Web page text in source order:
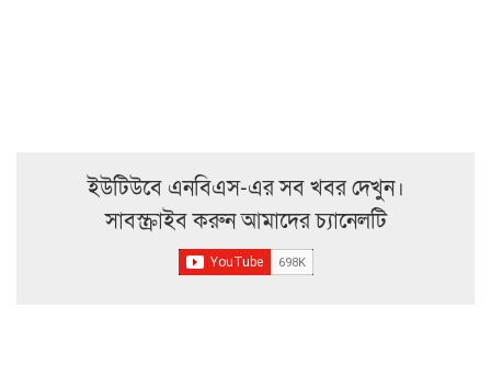
ইউটিউবে এনবিএস-এর সব খবর দেখুন।
সাবস্ক্রাইব করুন আমাদের চ্যানেলটি